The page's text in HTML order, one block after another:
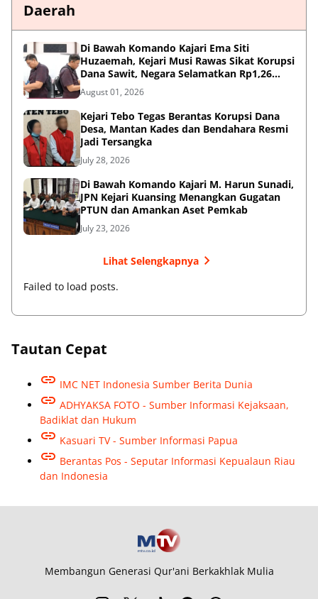
Daerah
Di Bawah Komando Kajari Ema Siti
Huzaemah, Kejari Musi Rawas Sikat Korupsi
Dana Sawit, Negara Selamatkan Rp1,26
Miliar
August 01, 2026
Kejari Tebo Tegas Berantas Korupsi Dana
Desa, Mantan Kades dan Bendahara Resmi
Jadi Tersangka
July 28, 2026
Di Bawah Komando Kajari M. Harun Sunadi,
JPN Kejari Kuansing Menangkan Gugatan
PTUN dan Amankan Aset Pemkab
July 23, 2026
Lihat Selengkapnya
Failed to load posts.
Tautan Cepat
IMC NET Indonesia Sumber Berita Dunia
ADHYAKSA FOTO - Sumber Informasi Kejaksaan,
Badiklat dan Hukum
Kasuari TV - Sumber Informasi Papua
Berantas Pos - Seputar Informasi Kepualaun Riau
dan Indonesia
Membangun Generasi Qur'ani Berkakhlak Mulia